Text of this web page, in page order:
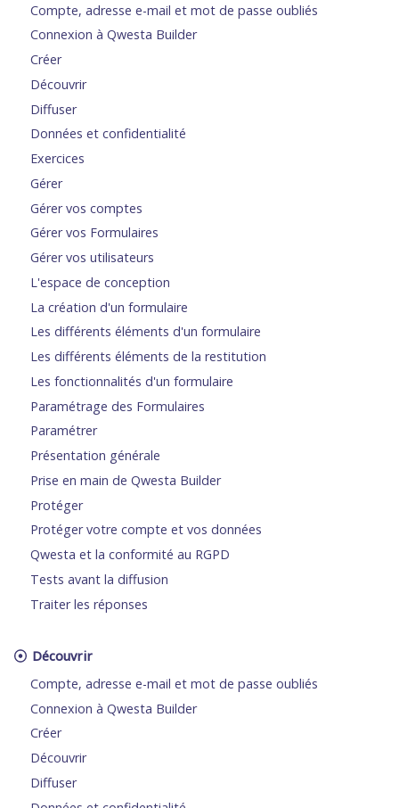
Compte, adresse e-mail et mot de passe oubliés
Connexion à Qwesta Builder
Créer
Découvrir
Diffuser
Données et confidentialité
Exercices
Gérer
Gérer vos comptes
Gérer vos Formulaires
Gérer vos utilisateurs
L'espace de conception
La création d'un formulaire
Les différents éléments d'un formulaire
Les différents éléments de la restitution
Les fonctionnalités d'un formulaire
Paramétrage des Formulaires
Paramétrer
Présentation générale
Prise en main de Qwesta Builder
Protéger
Protéger votre compte et vos données
Qwesta et la conformité au RGPD
Tests avant la diffusion
Traiter les réponses
Découvrir
Compte, adresse e-mail et mot de passe oubliés
Connexion à Qwesta Builder
Créer
Découvrir
Diffuser